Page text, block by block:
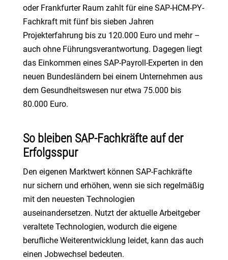
oder Frankfurter Raum zahlt für eine SAP-HCM-PY-
Fachkraft mit fünf bis sieben Jahren
Projekterfahrung bis zu 120.000 Euro und mehr –
auch ohne Führungsverantwortung. Dagegen liegt
das Einkommen eines SAP-Payroll-Experten in den
neuen Bundesländern bei einem Unternehmen aus
dem Gesundheitswesen nur etwa 75.000 bis
80.000 Euro.
So bleiben SAP-Fachkräfte auf der
Erfolgsspur
Den eigenen Marktwert können SAP-Fachkräfte
nur sichern und erhöhen, wenn sie sich regelmäßig
mit den neuesten Technologien
auseinandersetzen. Nutzt der aktuelle Arbeitgeber
veraltete Technologien, wodurch die eigene
berufliche Weiterentwicklung leidet, kann das auch
einen Jobwechsel bedeuten.